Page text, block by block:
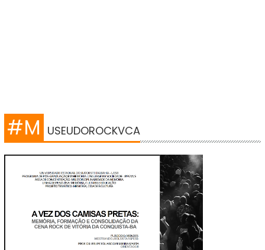
#M USEUDOROCKVCA